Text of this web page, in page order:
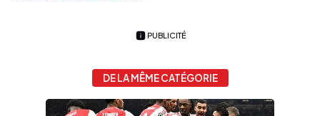
PUBLICITÉ
DE LA MÊME CATÉGORIE